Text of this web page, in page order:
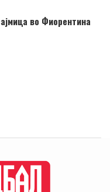
во Фиорентина